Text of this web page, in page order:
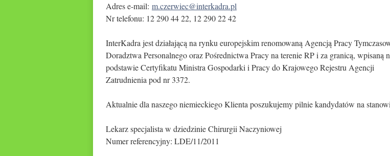
Adres e-mail: m.czerwiec@interkadra.pl
Nr telefonu: 12 290 44 22, 12 290 22 42
InterKadra jest działającą na rynku europejskim renomowaną Agencją Pracy
Doradztwa Personalnego oraz Pośrednictwa Pracy na terenie RP i za granicą, wpisaną
podstawie Certyfikatu Ministra Gospodarki i Pracy do Krajowego Rejestru Agencji
Zatrudnienia pod nr 3372.
Aktualnie dla naszego niemieckiego Klienta poszukujemy pilnie kandydatów na
Lekarz specjalista w dziedzinie Chirurgii Naczyniowej
Numer referencyjny: LDE/11/2011